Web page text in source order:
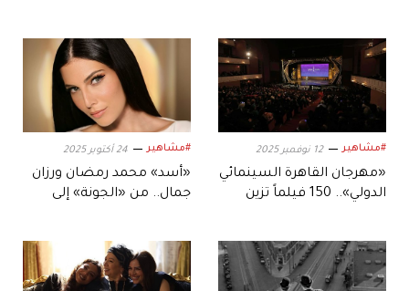
#مشاهير 12 نوفمبر 2025
«مهرجان القاهرة السينمائي
الدولي».. 150 فيلماً تزين
#مشاهير 24 أكتوبر 2025
«أسد» محمد رمضان ورزان
جمال.. من «الجونة» إلى